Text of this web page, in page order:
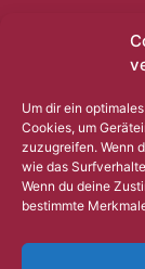
Um dir ein
Cookies, um
zuzugreifen. Wenn
wie das
Wenn du deine
bestimmte
Bitte